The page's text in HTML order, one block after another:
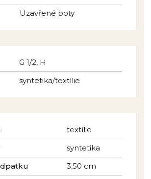
Uzavřené boty
G 1/2, H
syntetika/textílie
textílie
syntetika
3,50 cm